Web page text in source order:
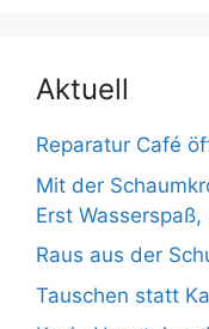
Aktuell
Reparatur Café
Mit der
Erst
Raus aus der
Tauschen statt